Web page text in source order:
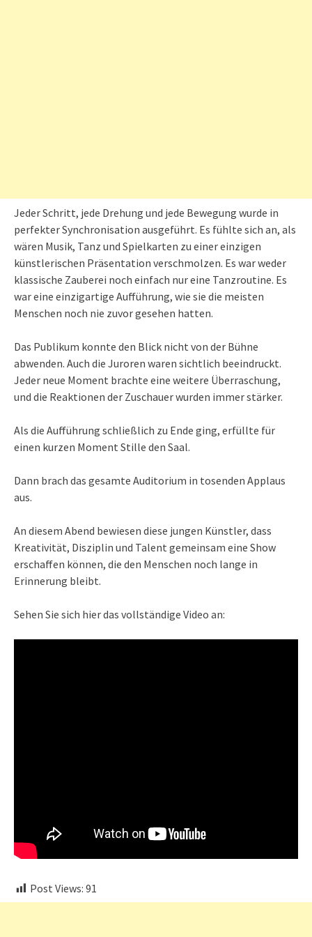
Jeder Schritt, jede Drehung und jede Bewegung wurde in
perfekter Synchronisation ausgeführt. Es fühlte sich an, als
wären Musik, Tanz und Spielkarten zu einer einzigen
künstlerischen Präsentation verschmolzen. Es war weder
klassische Zauberei noch einfach nur eine Tanzroutine. Es
war eine einzigartige Aufführung, wie sie die meisten
Menschen noch nie zuvor gesehen hatten.
Das Publikum konnte den Blick nicht von der Bühne
abwenden. Auch die Juroren waren sichtlich beeindruckt.
Jeder neue Moment brachte eine weitere Überraschung,
und die Reaktionen der Zuschauer wurden immer stärker.
Als die Aufführung schließlich zu Ende ging, erfüllte für
einen kurzen Moment Stille den Saal.
Dann brach das gesamte Auditorium in tosenden Applaus
aus.
An diesem Abend bewiesen diese jungen Künstler, dass
Kreativität, Disziplin und Talent gemeinsam eine Show
erschaffen können, die den Menschen noch lange in
Erinnerung bleibt.
Sehen Sie sich hier das vollständige Video an:
Post Views: 91